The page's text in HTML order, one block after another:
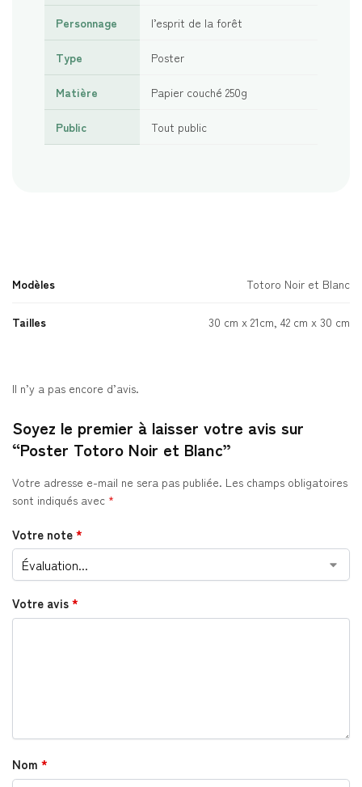
Personnage l’esprit de la forêt
Type Poster
Matière Papier couché 250g
Public Tout public
Modèles Totoro Noir et Blanc
Tailles 30 cm x 21cm, 42 cm x 30 cm
Il n’y a pas encore d’avis.
Soyez le premier à laisser votre avis sur
“Poster Totoro Noir et Blanc”
Votre adresse e-mail ne sera pas publiée. Les champs obligatoires
sont indiqués avec *
Votre note*
Votre avis*
Nom *